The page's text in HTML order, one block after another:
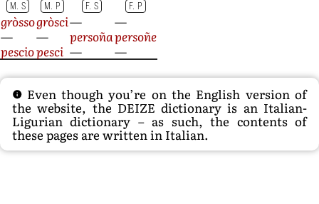
M. S M. P F. S F. P
gròssogròsci—
—
—
— persoñapersoñe
pesciopesci — —
Even though you’re on the English version of
the website, the DEIZE dictionary is an Italian-
Ligurian dictionary – as such, the contents of
these pages are written in Italian.